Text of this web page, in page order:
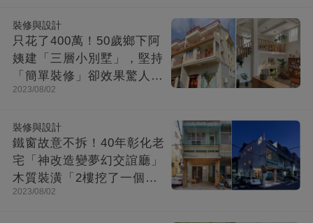
裝修與設計
只花了400萬！50歲鄉下阿
姨建「三層小別墅」，堅持
「簡單裝修」卻效果驚人：
一進屋就療愈了
2023/08/02
裝修與設計
鐵窗故意不拆！40年彰化老
宅「神改造變夢幻交誼廳」
木質裝潢「2樓挖了一個大
洞」走上樓美翻
2023/08/02